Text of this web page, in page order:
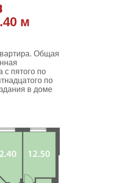
м
Общая
с пятого по
по
в доме